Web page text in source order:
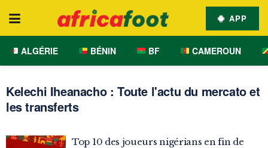
APP
ALGÉRIE BÉNIN BF CAMEROUN
Kelechi Iheanacho : Toute l'actu du mercato et
les transferts
Top 10 des joueurs nigérians en fin de